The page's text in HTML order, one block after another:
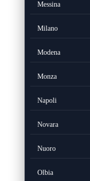
Messina
Milano
Modena
Monza
Napoli
Novara
Nuoro
Olbia